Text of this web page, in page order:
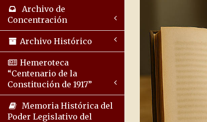
Archivo de
Concentración
Archivo Histórico
Hemeroteca
“Centenario de la
Constitución de 1917”
Memoria Histórica del
Poder Legislativo del